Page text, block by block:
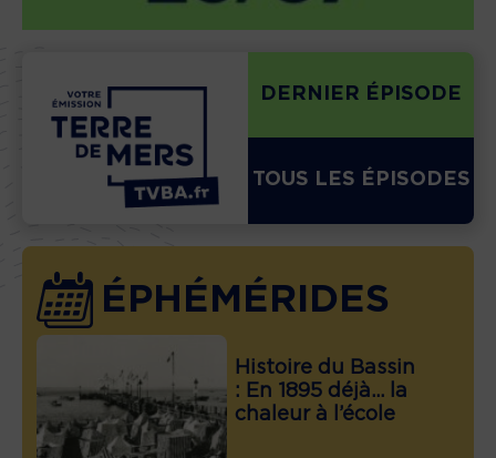
DERNIER ÉPISODE
TOUS LES ÉPISODES
ÉPHÉMÉRIDES
Histoire du Bassin
: En 1895 déjà… la
chaleur à l’école